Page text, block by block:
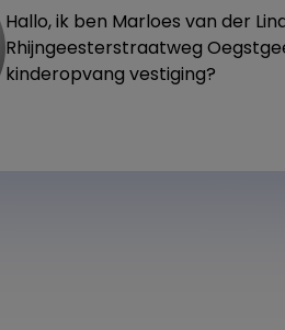
Hallo, ik ben Marloes van der
Rhijngeesterstraatweg
kinderopvang vestiging?